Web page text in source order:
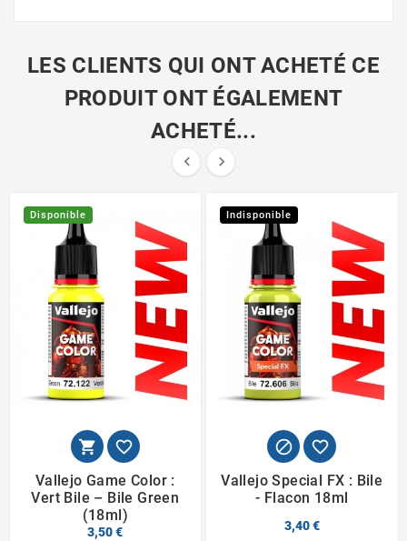
LES CLIENTS QUI ONT ACHETÉ CE
PRODUIT ONT ÉGALEMENT
ACHETÉ...
 
Disponible
 
Vallejo Game Color :
Vert Bile – Bile Green
(18ml)
3,50 €
Indisponible
 
Vallejo Special FX : Bile
- Flacon 18ml
3,40 €